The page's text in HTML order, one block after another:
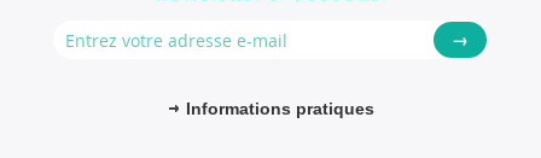
→
Informations pratiques